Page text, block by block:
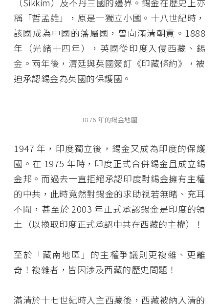
（Sikkim）及不丹三國的邊界。錫金在歷史上亦
稱「哲孟雄」，原是一獨立小國。十八世紀時，
該國成為中國的藩屬國，曾向滿清朝貢。1888
年（光緒十四年），英國從印度入侵西藏、錫
金。兩年後，清廷與英國簽訂《印藏條約》，被
迫承認錫金為英國的保護國。
1876 年的錫金地圖
1947 年，印度獨立後，錫金又成為印度的保護
國。在 1975 年時，印度正式合併錫金且成立錫
金邦。而過去一直拒絕承認印度對錫金擁有主權
的中共，此時竟然對錫金的求助視若無睹、充耳
不聞，甚至於 2003 年正式承認錫金是印度的領
土（以換取印度正式承認中共在西藏的主權）！
至於「藏南地區」的主權爭議則更複雜、更離
奇！複雜者，皆因涉及西藏的歷史問題！
滿清於十七世紀時入主西藏後，西藏被納入清的